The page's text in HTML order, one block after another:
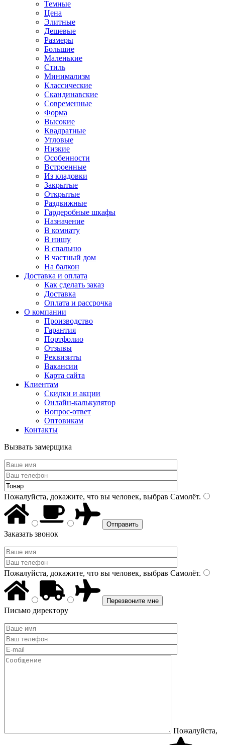
Темные
Цена
Элитные
Дешевые
Размеры
Большие
Маленькие
Стиль
Минимализм
Классические
Скандинавские
Современные
Форма
Высокие
Квадратные
Угловые
Низкие
Особенности
Встроенные
Из кладовки
Закрытые
Открытые
Раздвижные
Гардеробные шкафы
Назначение
В комнату
В нишу
В спальню
В частный дом
На балкон
Доставка и оплата
Как сделать заказ
Доставка
Оплата и рассрочка
О компании
Производство
Гарантия
Портфолио
Отзывы
Реквизиты
Вакансии
Карта сайта
Клиентам
Скидки и акции
Онлайн-калькулятор
Вопрос-ответ
Оптовикам
Контакты
Вызвать замерщика
Пожалуйста, докажите, что вы человек, выбрав Самолёт.
Заказать звонок
Пожалуйста, докажите, что вы человек, выбрав Самолёт.
Письмо директору
Пожалуйста,